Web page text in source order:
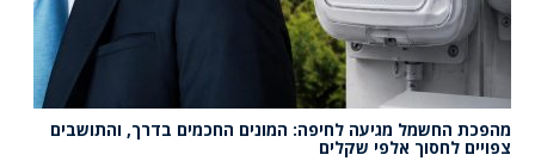
מהפכת החשמל מגיעה לחיפה: המונים החכמים בדרך, והתושבים
צפויים לחסוך אלפי שקלים